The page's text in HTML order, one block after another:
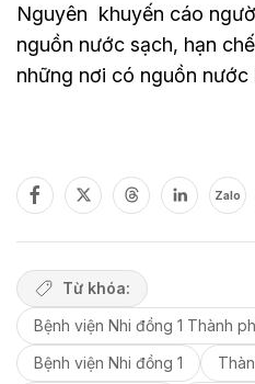
Nguyên khuyến cáo
nguồn nước sạch, hạn
những nơi có nguồn nước
Zalo
Từ khóa:
Bệnh viện Nhi đồng 1 Thành
Bệnh viện Nhi đồng 1